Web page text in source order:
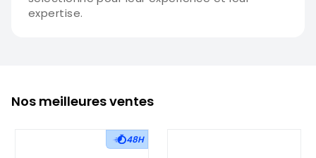
expertise.
Nos meilleures ventes
48H